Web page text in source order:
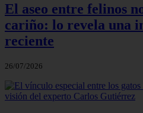
El aseo entre felinos
cariño: lo revela una
reciente
26/07/2026